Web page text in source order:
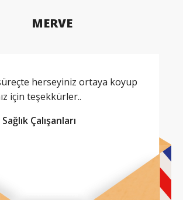
MERVE
herseyiniz ortaya koyup
için teşekkürler..
Çalışanları